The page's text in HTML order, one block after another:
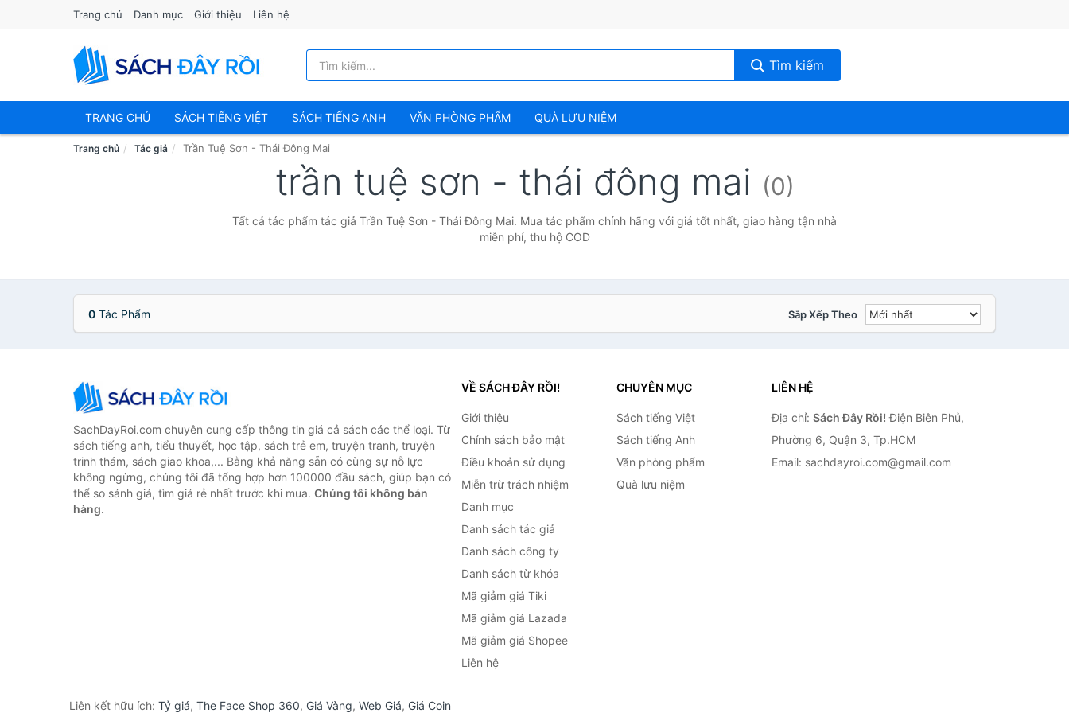
Trang chủ Danh mục Giới thiệu Liên hệ
Tìm kiếm
TRANG CHỦ SÁCH TIẾNG VIỆT SÁCH TIẾNG ANH VĂN PHÒNG PHẨM QUÀ LƯU NIỆM
Trang chủ Tác giả Trần Tuệ Sơn - Thái Đông Mai
trần tuệ sơn - thái đông mai (0)
Tất cả tác phẩm tác giả Trần Tuệ Sơn - Thái Đông Mai. Mua tác phẩm chính hãng với giá tốt nhất, giao hàng tận nhà
miễn phí, thu hộ COD
0 Tác Phẩm Sắp Xếp Theo
SachDayRoi.com chuyên cung cấp thông tin giá cả sách các thể loại. Từ
sách tiếng anh, tiểu thuyết, học tập, sách trẻ em, truyện tranh, truyện
trinh thám, sách giao khoa,... Bằng khả năng sẵn có cùng sự nỗ lực
không ngừng, chúng tôi đã tổng hợp hơn 100000 đầu sách, giúp bạn có
thể so sánh giá, tìm giá rẻ nhất trước khi mua. Chúng tôi không bán
hàng.
VỀ SÁCH ĐÂY RỒI!
Giới thiệu
Chính sách bảo mật
Điều khoản sử dụng
Miễn trừ trách nhiệm
Danh mục
Danh sách tác giả
Danh sách công ty
Danh sách từ khóa
Mã giảm giá Tiki
Mã giảm giá Lazada
Mã giảm giá Shopee
Liên hệ
CHUYÊN MỤC
Sách tiếng Việt
Sách tiếng Anh
Văn phòng phẩm
Quà lưu niệm
LIÊN HỆ
Địa chỉ: Sách Đây Rồi! Điện Biên Phủ,
Phường 6, Quận 3, Tp.HCM
Email: sachdayroi.com@gmail.com
Liên kết hữu ích: Tỷ giá, The Face Shop 360, Giá Vàng, Web Giá, Giá Coin